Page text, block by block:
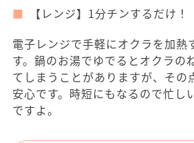
【レンジ】1分チンするだけ！
電子レンジで手軽にオクラを加熱
す。鍋のお湯でゆでるとオクラの
てしまうことがありますが、その
安心です。時短にもなるので忙し
ですよ。